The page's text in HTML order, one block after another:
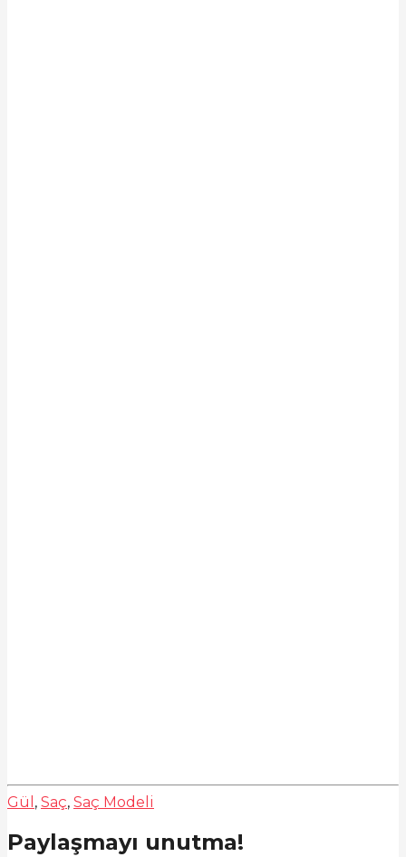
Gül , Saç, Saç Modeli
Paylaşmayı unutma!